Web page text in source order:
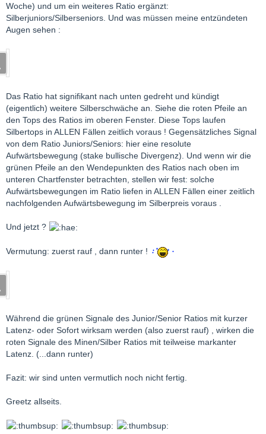
Woche) und um ein weiteres Ratio ergänzt:
Silberjuniors/Silberseniors. Und was müssen meine entzündeten
Augen sehen :
Das Ratio hat signifikant nach unten gedreht und kündigt
(eigentlich) weitere Silberschwäche an. Siehe die roten Pfeile an
den Tops des Ratios im oberen Fenster. Diese Tops laufen
Silbertops in ALLEN Fällen zeitlich voraus ! Gegensätzliches Signal
von dem Ratio Juniors/Seniors: hier eine resolute
Aufwärtsbewegung (stake bullische Divergenz). Und wenn wir die
grünen Pfeile an den Wendepunkten des Ratios nach oben im
unteren Chartfenster betrachten, stellen wir fest: solche
Aufwärtsbewegungen im Ratio liefen in ALLEN Fällen einer zeitlich
nachfolgenden Aufwärtsbewegung im Silberpreis voraus .
Und jetzt ?
Vermutung: zuerst rauf , dann runter !
Während die grünen Signale des Junior/Senior Ratios mit kurzer
Latenz- oder Sofort wirksam werden (also zuerst rauf) , wirken die
roten Signale des Minen/Silber Ratios mit teilweise markanter
Latenz. (...dann runter)
Fazit: wir sind unten vermutlich noch nicht fertig.
Greetz allseits.